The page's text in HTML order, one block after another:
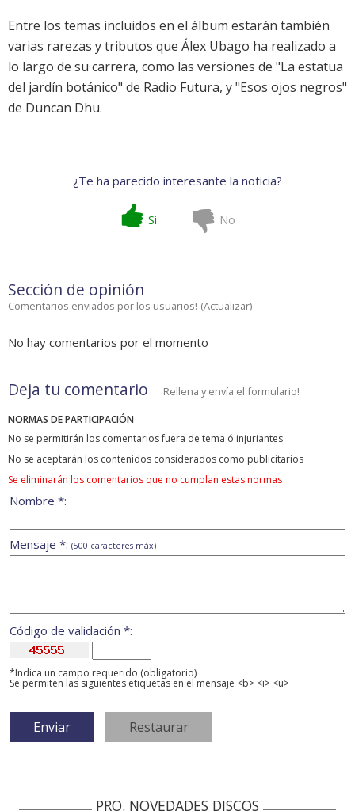
Entre los temas incluidos en el álbum estarán también
varias rarezas y tributos que Álex Ubago ha realizado a
lo largo de su carrera, como las versiones de "La estatua
del jardín botánico" de Radio Futura, y "Esos ojos negros"
de Duncan Dhu.
¿Te ha parecido interesante la noticia?
Si No
Sección de opinión
Comentarios enviados por los usuarios! (Actualizar)
No hay comentarios por el momento
Deja tu comentario Rellena y envía el formulario!
NORMAS DE PARTICIPACIÓN
No se permitirán los comentarios fuera de tema ó injuriantes
No se aceptarán los contenidos considerados como publicitarios
Se eliminarán los comentarios que no cumplan estas normas
Nombre *:
Mensaje *: (500 caracteres máx)
Código de validación *:
*Indica un campo requerido (obligatorio)
Se permiten las siguientes etiquetas en el mensaje <b> <i> <u>
PRO. NOVEDADES DISCOS